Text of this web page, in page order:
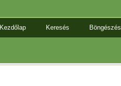
Kezdőlap Keresés Böngészés